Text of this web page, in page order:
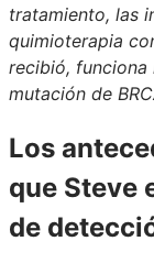
tratamiento, las
quimioterapia
recibió, funciona
mutación de
Los
que Steve
de